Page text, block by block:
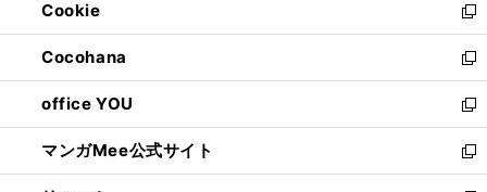
く
で
開
く
ド
ウ
で
開
く
ィ
ン
ド
ウ
で
開
く
Cookie
新
し
い
ウ
ィ
ン
ド
ウ
Cocohana
新
し
い
ウ
ィ
ン
office YOU
新
し
い
ウ
マンガMee公式サイト
新
し